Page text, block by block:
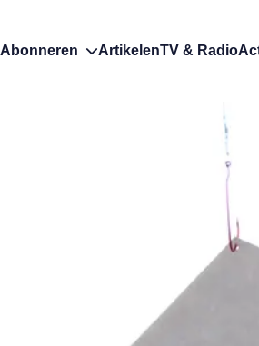
Abonneren ArtikelenTV & Radio